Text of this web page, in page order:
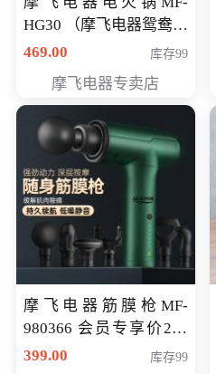
HG30 （摩飞电器鸳鸯锅
MF-HG30 ） 会员专享价
469.00 库存99
摩飞电器专卖店
摩飞电器筋膜枪MF-
980366 会员专享价299
元
399.00 库存99